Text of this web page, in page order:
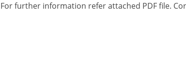
For further information refer attached PDF file.